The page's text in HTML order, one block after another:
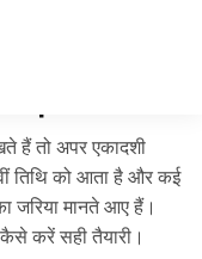
हैं तो अपर एकादशी
तिथि को आता है और कई
जरिया मानते आए हैं।
करें सही तैयारी।